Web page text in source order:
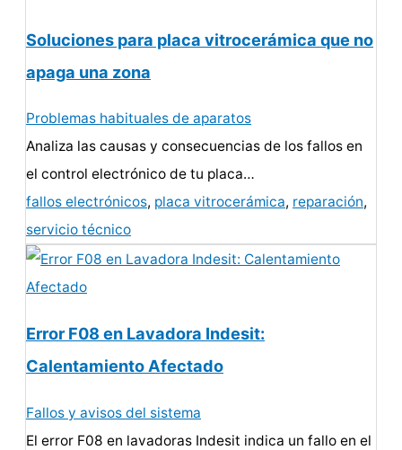
Soluciones para placa vitrocerámica que no
apaga una zona
Problemas habituales de aparatos
Analiza las causas y consecuencias de los fallos en
el control electrónico de tu placa…
fallos electrónicos, placa vitrocerámica, reparación,
servicio técnico
Error F08 en Lavadora Indesit:
Calentamiento Afectado
Fallos y avisos del sistema
El error F08 en lavadoras Indesit indica un fallo en el